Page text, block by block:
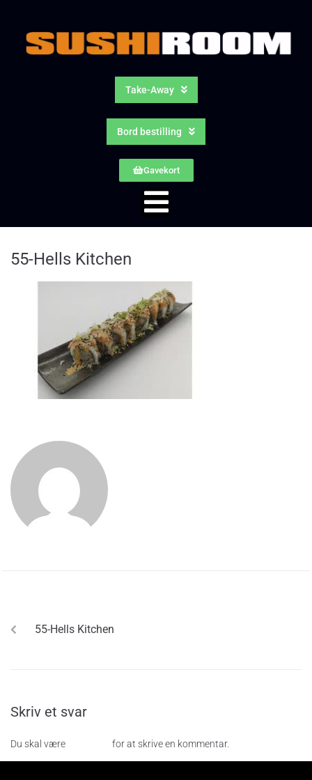
Take-Away
Bord bestilling
Gavekort
55-Hells Kitchen
55-Hells Kitchen
Skriv et svar
Du skal være for at skrive en kommentar.